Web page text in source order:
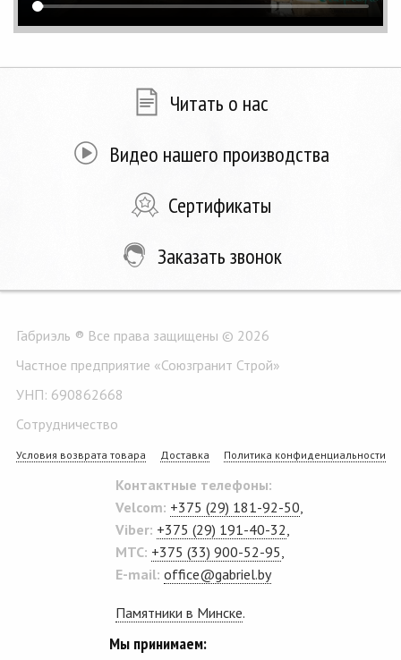
Читать о нас
Видео нашего производства
Сертификаты
Заказать звонок
Габриэль ® Все права защищены © 2026
Частное предприятие «Союзгранит Строй»
УНП: 690862668
Сотрудничество
Условия возврата товара Доставка Политика конфиденциальности
Контактные телефоны:
Velcom: +375 (29) 181-92-50
Viber: +375 (29) 191-40-32
MTC: +375 (33) 900-52-95
E-mail: office@gabriel.by
Памятники в Минске.
Мы принимаем: